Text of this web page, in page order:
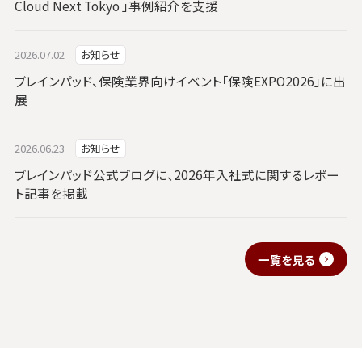
Cloud Next Tokyo 」事例紹介を支援
2026.07.02 お知らせ
ブレインパッド、保険業界向けイベント「保険EXPO2026」に出
展
2026.06.23 お知らせ
ブレインパッド公式ブログに、2026年入社式に関するレポー
ト記事を掲載
一覧を見る